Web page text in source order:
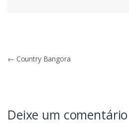
Navegação
← Country Bangora
Deixe um comentário